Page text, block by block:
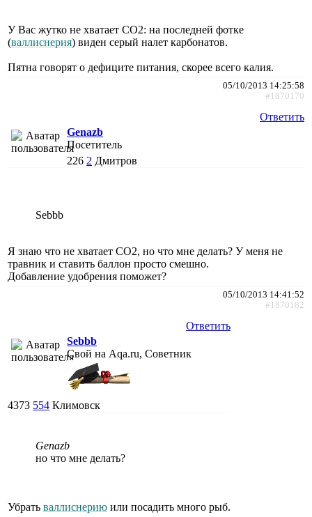
У Вас жутко не хватает СО2: на последней фотке
(валлиснерия) виден серый налет карбонатов.
Пятна говорят о дефиците питания, скорее всего калия.
05/10/2013 14:25:58
#1870170
Ответить
Genazb
Посетитель
226 2 Дмитров
Sebbb
Я знаю что не хватает СО2, но что мне делать? У меня не
травник и ставить баллон просто смешно.
Добавление удобрения поможет?
05/10/2013 14:41:52
#1870182
Ответить
Sebbb
Свой на Aqa.ru, Советник
4373 554 Климовск
Genazb
но что мне делать?
Убрать валлиснерию или посадить много рыб.